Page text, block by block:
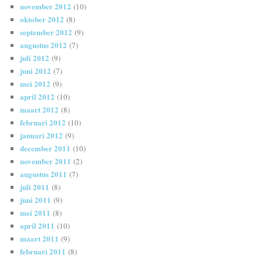
november 2012 (10)
oktober 2012 (8)
september 2012 (9)
augustus 2012 (7)
juli 2012 (9)
juni 2012 (7)
mei 2012 (9)
april 2012 (10)
maart 2012 (8)
februari 2012 (10)
januari 2012 (9)
december 2011 (10)
november 2011 (2)
augustus 2011 (7)
juli 2011 (8)
juni 2011 (9)
mei 2011 (8)
april 2011 (10)
maart 2011 (9)
februari 2011 (8)